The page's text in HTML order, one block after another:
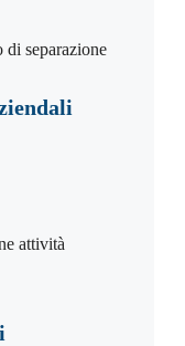
di separazione
attività